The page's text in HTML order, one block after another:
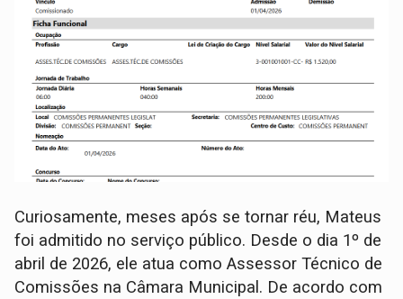
Curiosamente, meses após se tornar réu, Mateus
foi admitido no serviço público. Desde o dia 1º de
abril de 2026, ele atua como Assessor Técnico de
Comissões na Câmara Municipal. De acordo com